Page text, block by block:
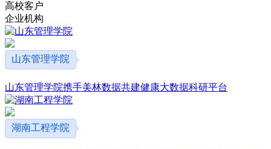
高校客户
企业机构
山东管理学院
山东管理学院携手美林数据共建健康大数据科研平台
湖南工程学院